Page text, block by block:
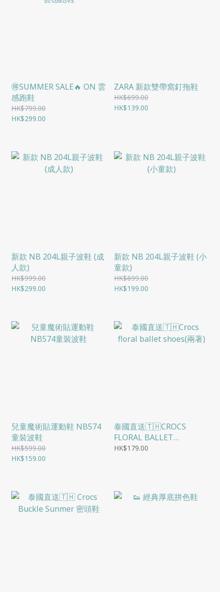
🉐️SUMMER SALE🔥 ON 雲
感跑鞋
HK$799.00
HK$299.00
ZARA 新款雙帶窩釘拖鞋
HK$699.00
HK$139.00
新款 NB 204L親子波鞋 (成
人款)
HK$999.00
HK$299.00
新款 NB 204L親子波鞋 (小
童款)
HK$699.00
HK$199.00
兒童魔術貼運動鞋 NB574
童裝波鞋
HK$599.00
HK$159.00
泰國直送🇹🇭CROCS
FLORAL BALLET
SHOES(兩著)
HK$179.00